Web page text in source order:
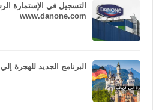
www.danone.com
البرنامج الجديد للهجرة إلي